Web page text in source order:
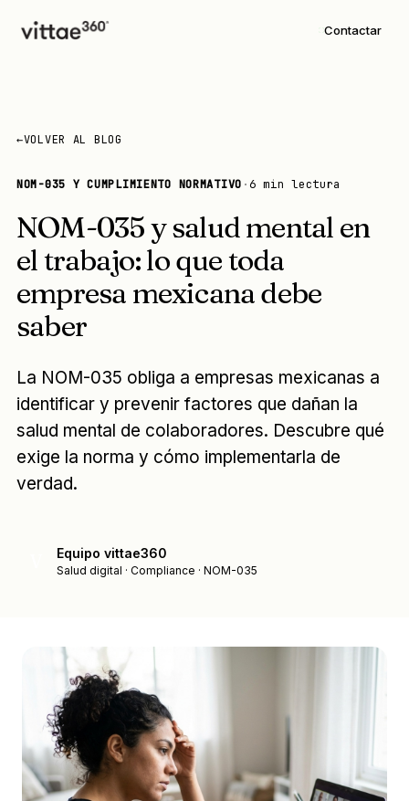
Contactar
←VOLVER AL BLOG
NOM-035 Y CUMPLIMIENTO NORMATIVO · 6 min lectura
NOM-035 y salud mental en
el trabajo: lo que toda
empresa mexicana debe
saber
La NOM-035 obliga a empresas mexicanas a
identificar y prevenir factores que dañan la
salud mental de colaboradores. Descubre qué
exige la norma y cómo implementarla de
verdad.
Equipo vittae360
Salud digital · Compliance · NOM-035